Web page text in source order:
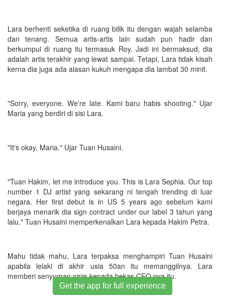
Get the app for full experience
Lara berhenti seketika di ruang bilik itu dengan wajah selamba
dan tenang. Semua artis-artis lain sudah pun hadir dan
berkumpul di ruang itu termasuk Roy. Jadi ini bermaksud, dia
adalah artis terakhir yang lewat sampai. Tetapi, Lara tidak kisah
kerna dia juga ada alasan kukuh mengapa dia lambat 30 minit.
"Sorry, everyone. We're late. Kami baru habis shooting." Ujar
Maria yang berdiri di sisi Lara.
"It's okay, Maria." Ujar Tuan Husaini.
"Tuan Hakim, let me introduce you. This is Lara Sephia. Our top
number 1 DJ artist yang sekarang ni tengah trending di luar
negara. Her first debut is in US 5 years ago sebelum kami
berjaya menarik dia sign contract under our label 3 tahun yang
lalu." Tuan Husaini memperkenalkan Lara kepada Hakim Petra.
Mahu tidak mahu, Lara terpaksa menghampiri Tuan Husaini
apabila lelaki di akhir usia 50an itu memanggilnya. Lara
memberi senyuman nipis kepada bekas CEO nya itu.